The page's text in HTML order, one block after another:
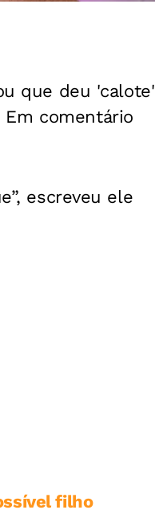
que deu 'calote'
Em comentário
escreveu ele
filho